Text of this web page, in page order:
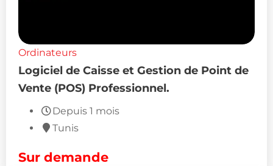
Ordinateurs
Logiciel de Caisse et Gestion de Point de
Vente (POS) Professionnel.
Depuis 1 mois
Tunis
Sur demande